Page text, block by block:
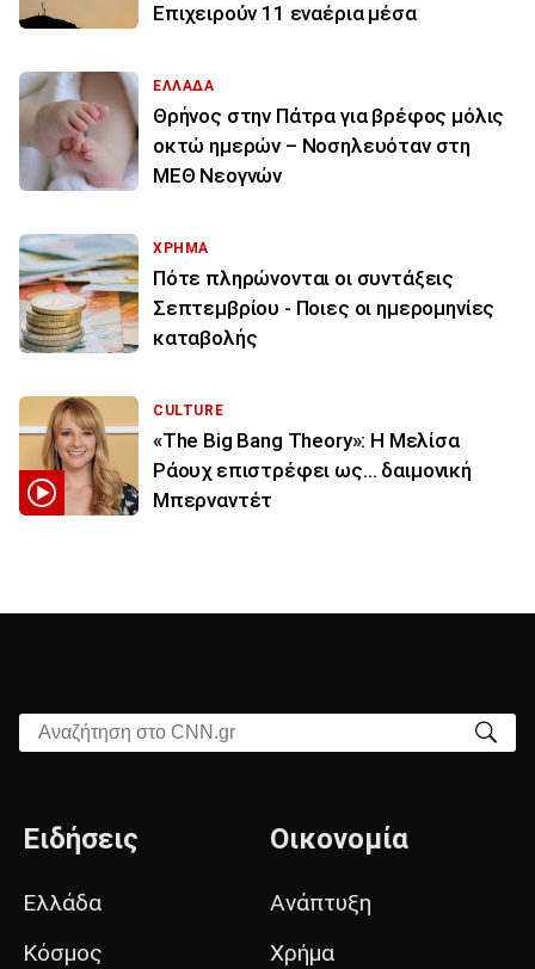
Επιχειρούν 11 εναέρια μέσα
ΕΛΛΑΔΑ
Θρήνος στην Πάτρα για βρέφος μόλις
οκτώ ημερών – Νοσηλευόταν στη
ΜΕΘ Νεογνών
ΧΡΗΜΑ
Πότε πληρώνονται οι συντάξεις
Σεπτεμβρίου - Ποιες οι ημερομηνίες
καταβολής
CULTURE
«The Big Bang Theory»: Η Μελίσα
Ράουχ επιστρέφει ως… δαιμονική
Μπερναντέτ
Αναζήτηση στο CNN.gr
Ειδήσεις
Ελλάδα
Κόσμος
Οικονομία
Ανάπτυξη
Χρήμα